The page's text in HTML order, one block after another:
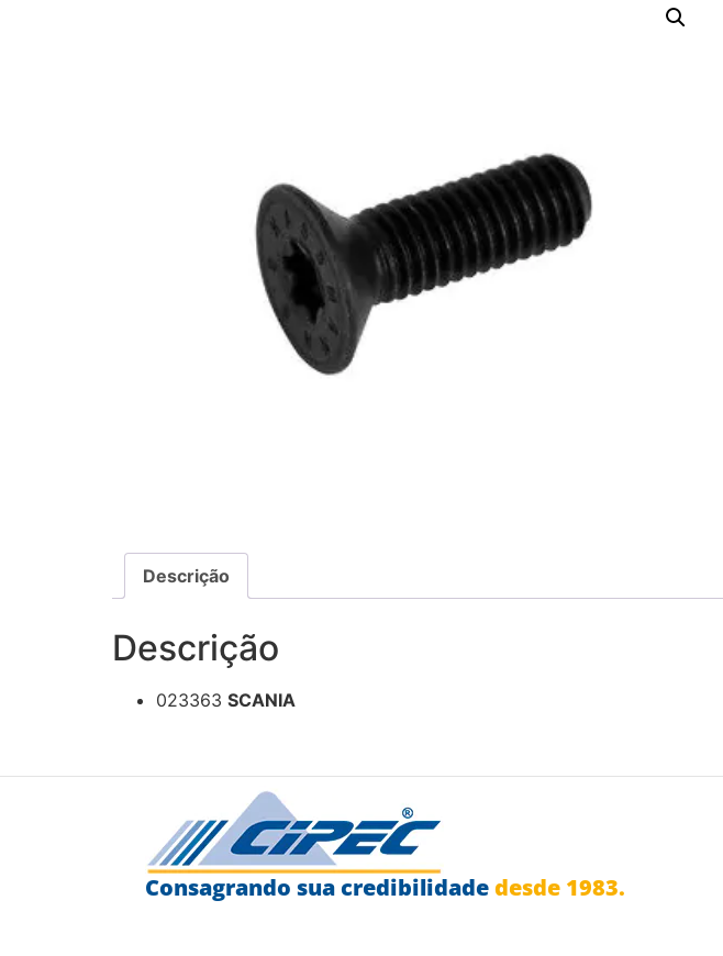
Descrição
Descrição
023363 SCANIA
Consagrando sua credibilidadedesde 1983.